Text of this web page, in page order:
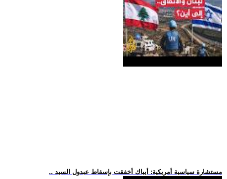
.. مستشارة سياسية أمريكية: أيباك أخفقت بإسقاط عبدول السيد